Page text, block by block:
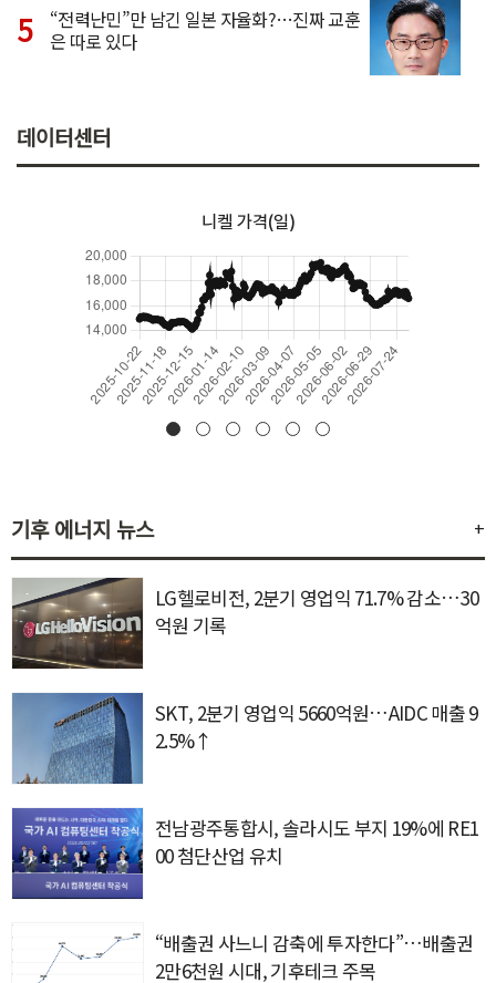
“전력난민”만 남긴 일본 자율화?…진짜 교훈
은 따로 있다
데이터센터
니켈 가격(일)
기후 에너지 뉴스 +
LG헬로비전, 2분기 영업익 71.7% 감소…30
억원 기록
SKT, 2분기 영업익 5660억원…AIDC 매출 9
2.5%↑
전남광주통합시, 솔라시도 부지 19%에 RE1
00 첨단산업 유치
“배출권 사느니 감축에 투자한다”…배출권
2만6천원 시대, 기후테크 주목